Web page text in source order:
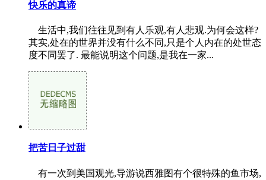
快乐的真谛
生活中,我们往往见到有人乐观,有人悲观.为何会这样?
其实,处在的世界并没有什么不同,只是个人内在的处世态
度不同罢了. 最能说明这个问题,是我在一家...
把苦日子过甜
有一次到美国观光,导游说西雅图有个很特殊的鱼市场,